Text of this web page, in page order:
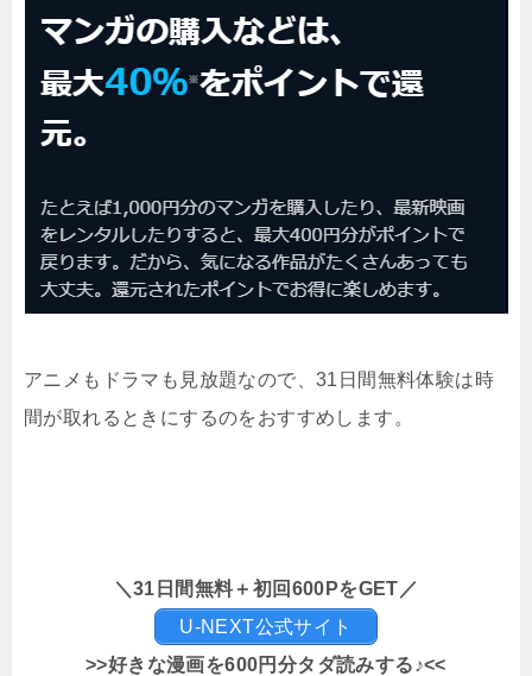
アニメもドラマも見放題なので、31日間無料体験は時
間が取れるときにするのをおすすめします。
＼31日間無料＋初回600PをGET／
U-NEXT公式サイト
>>好きな漫画を600円分タダ読みする♪<<